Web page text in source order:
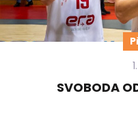
SVOBODA